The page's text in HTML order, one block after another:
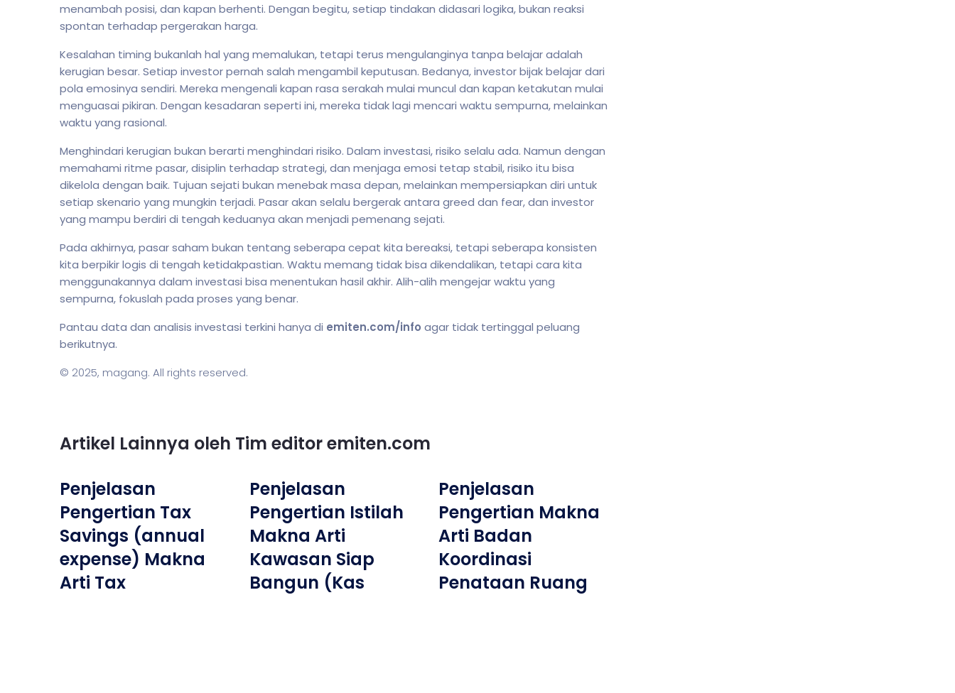
menambah posisi, dan kapan berhenti. Dengan begitu, setiap tindakan didasari logika, bukan reaksi
spontan terhadap pergerakan harga.
Kesalahan timing bukanlah hal yang memalukan, tetapi terus mengulanginya tanpa belajar adalah
kerugian besar. Setiap investor pernah salah mengambil keputusan. Bedanya, investor bijak belajar dari
pola emosinya sendiri. Mereka mengenali kapan rasa serakah mulai muncul dan kapan ketakutan mulai
menguasai pikiran. Dengan kesadaran seperti ini, mereka tidak lagi mencari waktu sempurna, melainkan
waktu yang rasional.
Menghindari kerugian bukan berarti menghindari risiko. Dalam investasi, risiko selalu ada. Namun dengan
memahami ritme pasar, disiplin terhadap strategi, dan menjaga emosi tetap stabil, risiko itu bisa
dikelola dengan baik. Tujuan sejati bukan menebak masa depan, melainkan mempersiapkan diri untuk
setiap skenario yang mungkin terjadi. Pasar akan selalu bergerak antara greed dan fear, dan investor
yang mampu berdiri di tengah keduanya akan menjadi pemenang sejati.
Pada akhirnya, pasar saham bukan tentang seberapa cepat kita bereaksi, tetapi seberapa konsisten
kita berpikir logis di tengah ketidakpastian. Waktu memang tidak bisa dikendalikan, tetapi cara kita
menggunakannya dalam investasi bisa menentukan hasil akhir. Alih-alih mengejar waktu yang
sempurna, fokuslah pada proses yang benar.
Pantau data dan analisis investasi terkini hanya di emiten.com/info agar tidak tertinggal peluang
berikutnya.
© 2025, magang. All rights reserved.
Artikel Lainnya oleh Tim editor emiten.com
Penjelasan
Pengertian Tax
Savings (annual
expense) Makna
Arti Tax
Penjelasan
Pengertian Istilah
Makna Arti
Kawasan Siap
Bangun (Kas
Penjelasan
Pengertian Makna
Arti Badan
Koordinasi
Penataan Ruang